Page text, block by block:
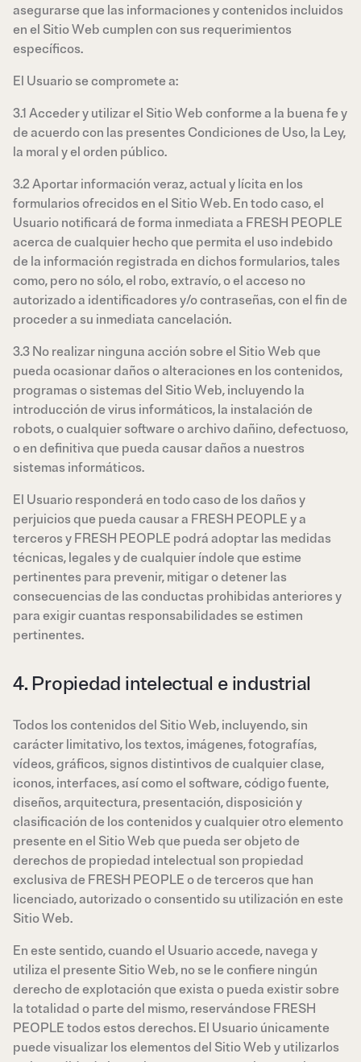
asegurarse que las informaciones y contenidos incluidos
en el Sitio Web cumplen con sus requerimientos
específicos.
El Usuario se compromete a:
3.1 Acceder y utilizar el Sitio Web conforme a la buena fe y
de acuerdo con las presentes Condiciones de Uso, la Ley,
la moral y el orden público.
3.2 Aportar información veraz, actual y lícita en los
formularios ofrecidos en el Sitio Web. En todo caso, el
Usuario notificará de forma inmediata a FRESH PEOPLE
acerca de cualquier hecho que permita el uso indebido
de la información registrada en dichos formularios, tales
como, pero no sólo, el robo, extravío, o el acceso no
autorizado a identificadores y/o contraseñas, con el fin de
proceder a su inmediata cancelación.
3.3 No realizar ninguna acción sobre el Sitio Web que
pueda ocasionar daños o alteraciones en los contenidos,
programas o sistemas del Sitio Web, incluyendo la
introducción de virus informáticos, la instalación de
robots, o cualquier software o archivo dañino, defectuoso,
o en definitiva que pueda causar daños a nuestros
sistemas informáticos.
El Usuario responderá en todo caso de los daños y
perjuicios que pueda causar a FRESH PEOPLE y a
terceros y FRESH PEOPLE podrá adoptar las medidas
técnicas, legales y de cualquier índole que estime
pertinentes para prevenir, mitigar o detener las
consecuencias de las conductas prohibidas anteriores y
para exigir cuantas responsabilidades se estimen
pertinentes.
4. Propiedad intelectual e industrial
Todos los contenidos del Sitio Web, incluyendo, sin
carácter limitativo, los textos, imágenes, fotografías,
vídeos, gráficos, signos distintivos de cualquier clase,
iconos, interfaces, así como el software, código fuente,
diseños, arquitectura, presentación, disposición y
clasificación de los contenidos y cualquier otro elemento
presente en el Sitio Web que pueda ser objeto de
derechos de propiedad intelectual son propiedad
exclusiva de FRESH PEOPLE o de terceros que han
licenciado, autorizado o consentido su utilización en este
Sitio Web.
En este sentido, cuando el Usuario accede, navega y
utiliza el presente Sitio Web, no se le confiere ningún
derecho de explotación que exista o pueda existir sobre
la totalidad o parte del mismo, reservándose FRESH
PEOPLE todos estos derechos. El Usuario únicamente
puede visualizar los elementos del Sitio Web y utilizarlos